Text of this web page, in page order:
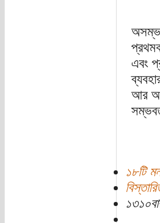
এবং
আর
১৮টি